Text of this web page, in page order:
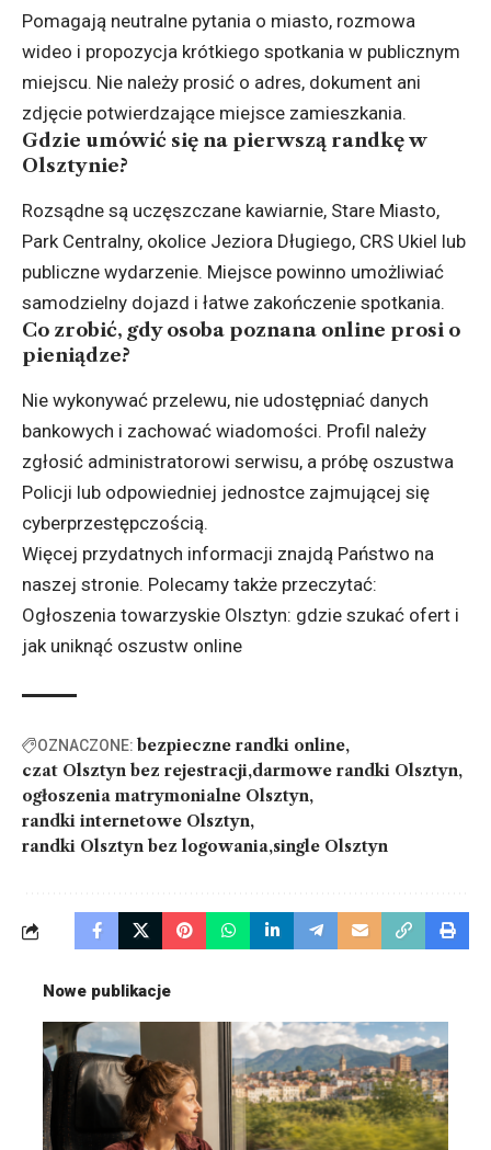
Pomagają neutralne pytania o miasto, rozmowa
wideo i propozycja krótkiego spotkania w publicznym
miejscu. Nie należy prosić o adres, dokument ani
zdjęcie potwierdzające miejsce zamieszkania.
Gdzie umówić się na pierwszą randkę w
Olsztynie?
Rozsądne są uczęszczane kawiarnie, Stare Miasto,
Park Centralny, okolice Jeziora Długiego, CRS Ukiel lub
publiczne wydarzenie. Miejsce powinno umożliwiać
samodzielny dojazd i łatwe zakończenie spotkania.
Co zrobić, gdy osoba poznana online prosi o
pieniądze?
Nie wykonywać przelewu, nie udostępniać danych
bankowych i zachować wiadomości. Profil należy
zgłosić administratorowi serwisu, a próbę oszustwa
Policji lub odpowiedniej jednostce zajmującej się
cyberprzestępczością.
Więcej przydatnych informacji znajdą Państwo na
naszej stronie. Polecamy także przeczytać:
Ogłoszenia towarzyskie Olsztyn: gdzie szukać ofert i
jak uniknąć oszustw online
OZNACZONE: bezpieczne randki online
czat Olsztyn bez rejestracji darmowe randki Olsztyn
ogłoszenia matrymonialne Olsztyn
randki internetowe Olsztyn
randki Olsztyn bez logowania single Olsztyn
Nowe publikacje